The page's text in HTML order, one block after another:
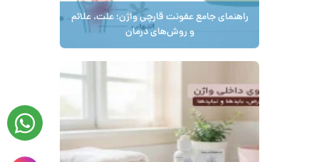
راهنمای جامع عفونت قارچی واژن؛ علت، علائم
و روش‌های درمان